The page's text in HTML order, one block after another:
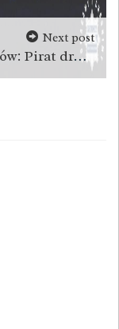
Next post
Jędrzejów: Pirat drogowy zatrzymany